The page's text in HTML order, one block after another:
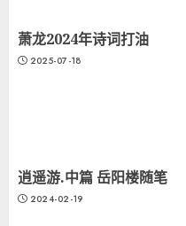
萧龙2024年诗词打油
2025-07-18
逍遥游.中篇 岳阳楼随笔
2024-02-19